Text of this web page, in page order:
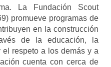
La Fundación Scout
promueve programas de
en la construcción
de la educación, la
el respeto a los demás y a
cuenta con cerca de